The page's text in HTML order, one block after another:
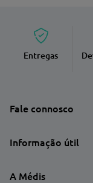
Entregas
Fale connosco
Informação útil
A Médis